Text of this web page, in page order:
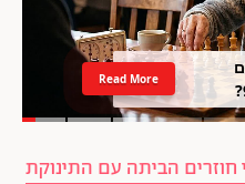
Read More
חוזרים הביתה עם התינוקת